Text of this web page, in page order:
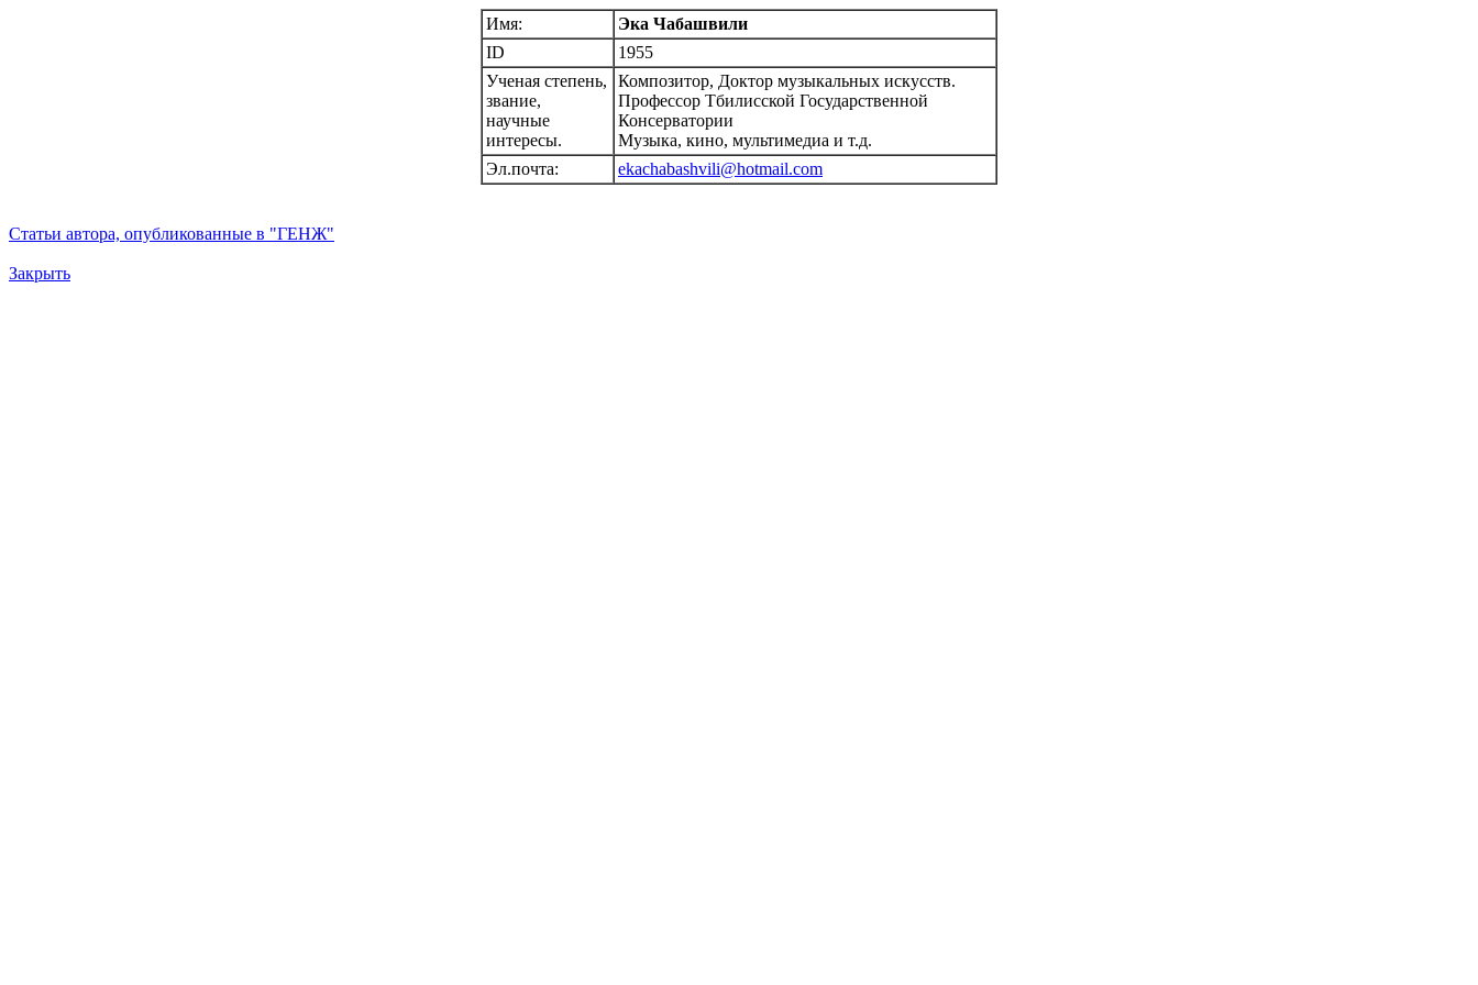
Имя:
Эка Чабашвили
ID
1955
Ученая степень,
звание,
научные
интересы.
Композитор, Доктор музыкальных искусств.
Профессор Тбилисской Государственной
Консерватории
Музыка, кино, мультимедиа и т.д.
Эл.почта:
ekachabashvili@hotmail.com
Статьи автора, опубликованные в "ГЕНЖ"
Закрыть